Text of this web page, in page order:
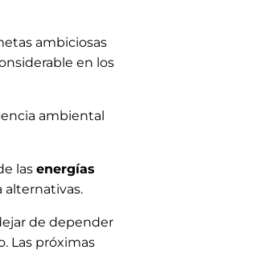
ambiciosas
en los
ambiental
las energías
de depender
Las próximas